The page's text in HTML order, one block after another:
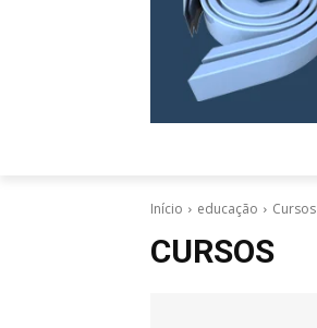
Início educação Cursos
CURSOS